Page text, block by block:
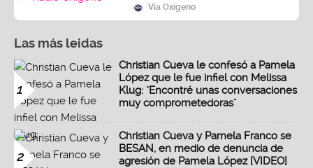
Vía Oxígeno
Las más leidas
1
Christian Cueva le confesó a Pamela
López que le fue infiel con Melissa
Klug: "Encontré unas conversaciones
muy comprometedoras"
2
Christian Cueva y Pamela Franco se
BESAN, en medio de denuncia de
agresión de Pamela López [VIDEO]